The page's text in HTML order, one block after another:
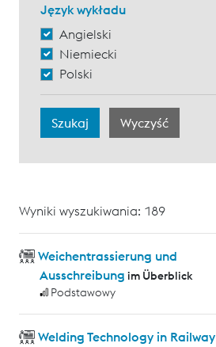
Język wykładu
Angielski
Niemiecki
Polski
Wyniki wyszukiwania: 189
Weichentrassierung und
Ausschreibung im Überblick
Podstawowy
Welding Technology in Railway